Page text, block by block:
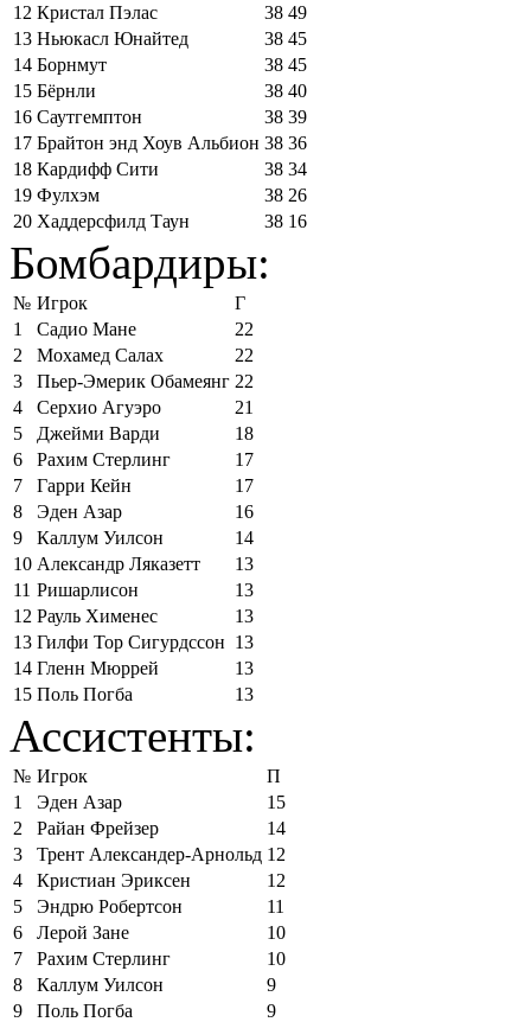
12 Кристал Пэлас 38 49
13 Ньюкасл Юнайтед 38 45
14 Борнмут 38 45
15 Бёрнли 38 40
16 Саутгемптон 38 39
17 Брайтон энд Хоув Альбион 38 36
18 Кардифф Сити 38 34
19 Фулхэм 38 26
20 Хаддерсфилд Таун 38 16
Бомбардиры:
№ Игрок
Г
1
Садио Мане
22
2
Мохамед Салах
22
3
Пьер-Эмерик Обамеянг 22
4
Серхио Агуэро
21
5
Джейми Варди
18
6
Рахим Стерлинг
17
7
Гарри Кейн
17
8
Эден Азар
16
9
Каллум Уилсон
14
10 Александр Ляказетт
13
11 Ришарлисон
13
12 Рауль Хименес
13
13 Гилфи Тор Сигурдссон 13
14 Гленн Мюррей
13
15 Поль Погба 13
Ассистенты:
№ Игрок
П
1
Эден Азар
15
2
Райан Фрейзер
14
3
Трент Александер-Арнольд 12
4
Кристиан Эриксен
12
5
Эндрю Робертсон
11
6
Лерой Зане
10
7
Рахим Стерлинг
10
8
Каллум Уилсон
9
9
Поль Погба 9